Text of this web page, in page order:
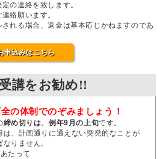
の連絡を致します。
絡願います。
れる場合、返金は基本応じかねますのであ
申込みはこちら
講をお勧め!!
の体制でのぞみましょう！
締め切りは、例年9月の上旬です。
は、計画通りに通えない突発的なことが
りません。
たって